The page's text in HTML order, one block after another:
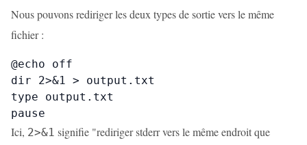
Nous pouvons rediriger les deux types de sortie vers le même
fichier :
@echo off
dir 2>&1 > output.txt
type output.txt
pause
Ici, 2>&1 signifie "rediriger stderr vers le même endroit que